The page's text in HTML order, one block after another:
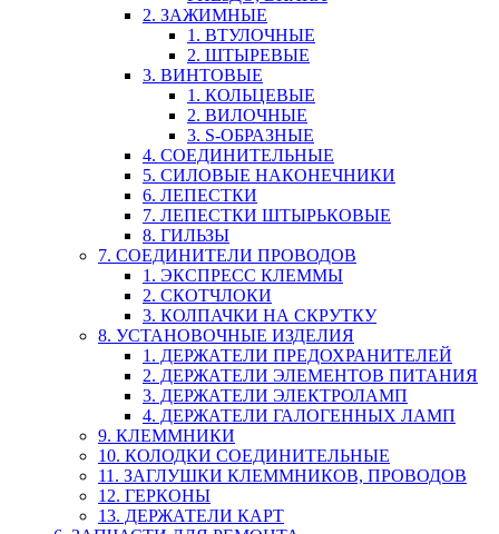
2. ЗАЖИМНЫЕ
1. ВТУЛОЧНЫЕ
2. ШТЫРЕВЫЕ
3. ВИНТОВЫЕ
1. КОЛЬЦЕВЫЕ
2. ВИЛОЧНЫЕ
3. S-ОБРАЗНЫЕ
4. СОЕДИНИТЕЛЬНЫЕ
5. СИЛОВЫЕ НАКОНЕЧНИКИ
6. ЛЕПЕСТКИ
7. ЛЕПЕСТКИ ШТЫРЬКОВЫЕ
8. ГИЛЬЗЫ
7. СОЕДИНИТЕЛИ ПРОВОДОВ
1. ЭКСПРЕСС КЛЕММЫ
2. СКОТЧЛОКИ
3. КОЛПАЧКИ НА СКРУТКУ
8. УСТАНОВОЧНЫЕ ИЗДЕЛИЯ
1. ДЕРЖАТЕЛИ ПРЕДОХРАНИТЕЛЕЙ
2. ДЕРЖАТЕЛИ ЭЛЕМЕНТОВ ПИТАНИЯ
3. ДЕРЖАТЕЛИ ЭЛЕКТРОЛАМП
4. ДЕРЖАТЕЛИ ГАЛОГЕННЫХ ЛАМП
9. КЛЕММНИКИ
10. КОЛОДКИ СОЕДИНИТЕЛЬНЫЕ
11. ЗАГЛУШКИ КЛЕММНИКОВ, ПРОВОДОВ
12. ГЕРКОНЫ
13. ДЕРЖАТЕЛИ КАРТ